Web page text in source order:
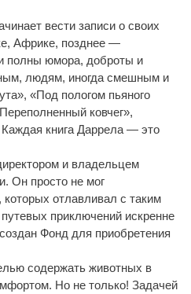
вести записи о своих
Африке, позднее —
полны юмора, доброты и
людям, иногда смешным и
«Под пологом пьяного
ковчег»,
книга Даррела — это
и владельцем
Он просто не мог
отлавливал с таким
приключений искренне
Фонд для приобретения
содержать животных в
Но не только! Задачей